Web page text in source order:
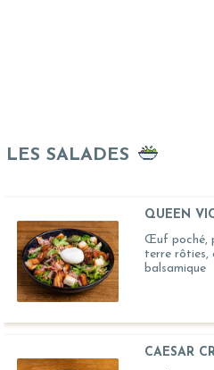
LES SALADES
QUEEN
Œuf poché,
terre rôties,
balsamique
CAESAR